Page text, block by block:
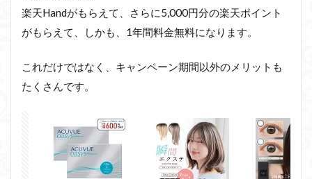
楽天Handがもらえて、さらに5,000円分の楽天ポイント
がもらえて、しかも、1年間料金無料になります。
これだけではなく、キャンペーン期間以外のメリットも
たくさんです。